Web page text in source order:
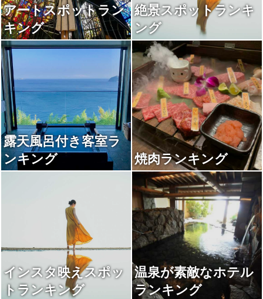
アートスポットラン
キング
絶景スポットランキ
ング
露天風呂付き客室ラ
ンキング
焼肉ランキング
インスタ映えスポッ
トランキング
温泉が素敵なホテル
ランキング